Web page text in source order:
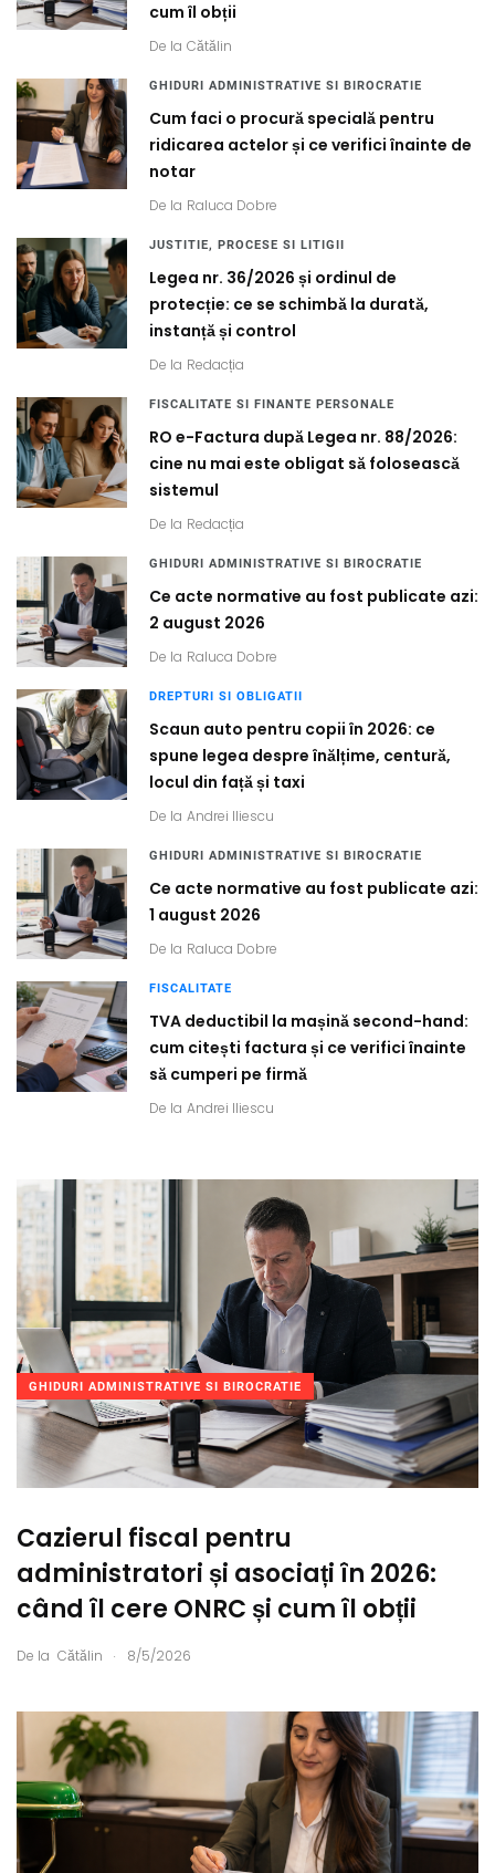
cum îl obții
De la Cătălin
GHIDURI ADMINISTRATIVE SI BIROCRATIE
Cum faci o procură specială pentru
ridicarea actelor și ce verifici înainte de
notar
De la Raluca Dobre
JUSTITIE, PROCESE SI LITIGII
Legea nr. 36/2026 și ordinul de
protecție: ce se schimbă la durată,
instanță și control
De la Redacția
FISCALITATE SI FINANTE PERSONALE
RO e-Factura după Legea nr. 88/2026:
cine nu mai este obligat să folosească
sistemul
De la Redacția
GHIDURI ADMINISTRATIVE SI BIROCRATIE
Ce acte normative au fost publicate azi:
2 august 2026
De la Raluca Dobre
DREPTURI SI OBLIGATII
Scaun auto pentru copii în 2026: ce
spune legea despre înălțime, centură,
locul din față și taxi
De la Andrei Iliescu
GHIDURI ADMINISTRATIVE SI BIROCRATIE
Ce acte normative au fost publicate azi:
1 august 2026
De la Raluca Dobre
FISCALITATE
TVA deductibil la mașină second-hand:
cum citești factura și ce verifici înainte
să cumperi pe firmă
De la Andrei Iliescu
GHIDURI ADMINISTRATIVE SI BIROCRATIE
Cazierul fiscal pentru
administratori și asociați în 2026:
când îl cere ONRC și cum îl obții
De la Cătălin . 8/5/2026